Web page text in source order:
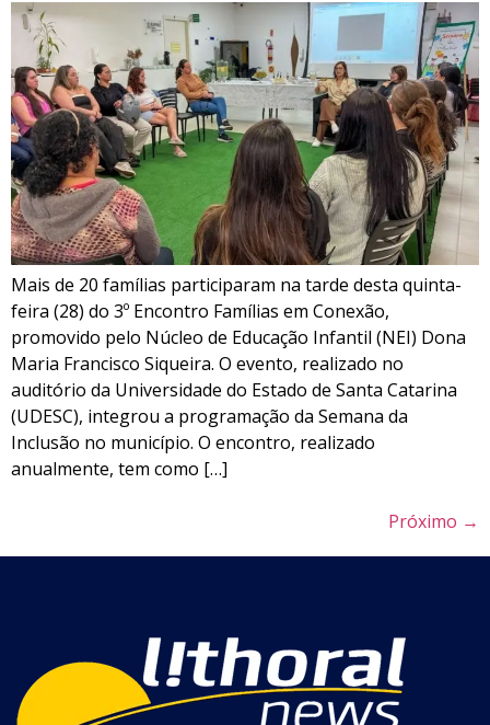
Mais de 20 famílias participaram na tarde desta quinta-
feira (28) do 3º Encontro Famílias em Conexão,
promovido pelo Núcleo de Educação Infantil (NEI) Dona
Maria Francisco Siqueira. O evento, realizado no
auditório da Universidade do Estado de Santa Catarina
(UDESC), integrou a programação da Semana da
Inclusão no município. O encontro, realizado
anualmente, tem como […]
Próximo →